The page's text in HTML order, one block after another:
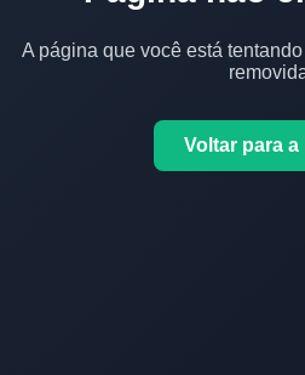
A página que você está
Voltar para a